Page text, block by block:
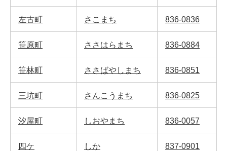
左古町 さこまち 836-0836
笹原町 ささはらまち 836-0884
笹林町 ささばやしまち 836-0851
三坑町 さんこうまち 836-0825
汐屋町 しおやまち 836-0057
四ケ しか 837-0901